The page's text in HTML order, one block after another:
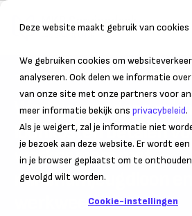
Deze website maakt gebruik van cookies
We gebruiken cookies om
analyseren. Ook delen we informatie
van onze site met onze partners voor
meer informatie bekijk ons privacybeleid.
Als je weigert, zal je informatie niet
je bezoek aan deze website. Er wordt
in je browser geplaatst om te
gevolgd wilt worden.
Cookie-instellingen
Home Nieuws Ondernemersnieuws
Werkgevers gaan
loonkosten betalen
werknemers met
minimumjeugdloon
werkweek